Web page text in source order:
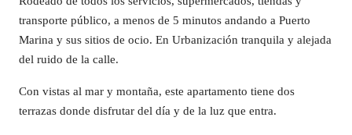
transporte público, a menos de 5 minutos andando a Puerto
Marina y sus sitios de ocio. En Urbanización tranquila y alejada
del ruido de la calle.
Con vistas al mar y montaña, este apartamento tiene dos
terrazas donde disfrutar del día y de la luz que entra.